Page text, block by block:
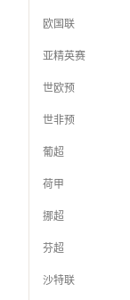
欧国联
亚精英赛
世欧预
世非预
葡超
荷甲
挪超
芬超
沙特联